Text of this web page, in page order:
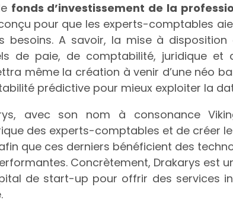
fonds d’investissement de la
pour que les experts-comptables
besoins. A savoir, la mise à disposition
de paie, de comptabilité, juridique et
même la création à venir d’une néo
prédictive pour mieux exploiter la
avec son nom à consonance
des experts-comptables et de créer
que ces derniers bénéficient des
Concrètement, Drakarys est
de start-up pour offrir des services